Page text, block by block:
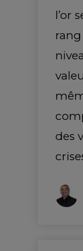
l’or
des